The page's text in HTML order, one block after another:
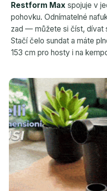
Restform Max spojuje v
pohovku. Odnímatelné
zad — můžete si číst, dívat
Stačí čelo sundat a máte
153 cm pro hosty i na